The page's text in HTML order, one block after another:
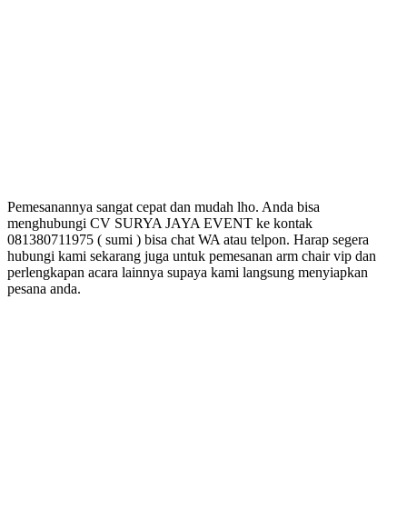
Pemesanannya sangat cepat dan mudah lho. Anda bisa
menghubungi CV SURYA JAYA EVENT ke kontak
081380711975 ( sumi ) bisa chat WA atau telpon. Harap segera
hubungi kami sekarang juga untuk pemesanan arm chair vip dan
perlengkapan acara lainnya supaya kami langsung menyiapkan
pesana anda.